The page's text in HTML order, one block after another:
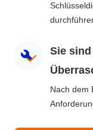
Sie
Nach dem